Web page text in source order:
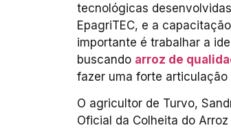
tecnológicas
EpagriTEC, e a
importante é trabalhar a
buscando arroz de
fazer uma forte
O agricultor de Turvo,
Oficial da Colheita do